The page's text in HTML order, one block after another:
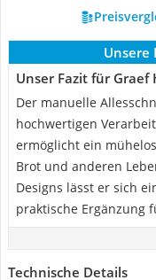
Unsere
Unser Fazit für Graef
Der manuelle
hochwertigen
ermöglicht ein
Brot und anderen
Designs lässt er sich
praktische Ergänzung
Technische Details